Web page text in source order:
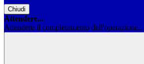
Chiudi
Attendere...
Attendere il completamento dell'operazione...